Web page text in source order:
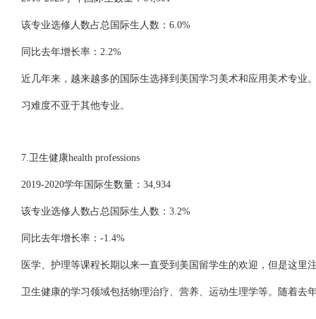
该专业选修人数占总国际生人数：6.0%
同比去年增长率：2.2%
近几年来，越来越多的国际生选择到美国学习美术和应用美术专业
习难度不亚于其他专业。
7.卫生健康health professions
2019-2020学年国际生数量：34,934
该专业选修人数占总国际生人数：3.2%
同比去年增长率：-1.4%
医学、护理等课程长期以来一直受到美国留学生的欢迎，但是这里
卫生健康的学习领域包括物理治疗、营养、运动生理学等。随着去